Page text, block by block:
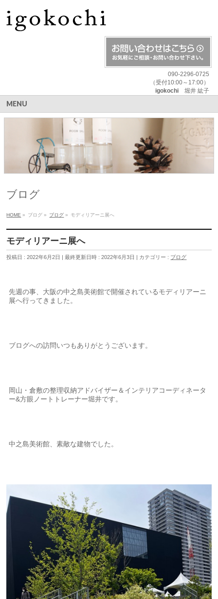
090-2296-0725
（受付10:00～17:00）
igokochi堀井 紘子
MENU
ブログ
HOME » ブログ » ブログ » モディリアーニ展へ
モディリアーニ展へ
投稿日 : 2022年6月2日 最終更新日時 : 2022年6月3日 カテゴリー : ブログ
先週の事、大阪の中之島美術館で開催されているモディリアーニ
展へ行ってきました。
ブログへの訪問いつもありがとうございます。
岡山・倉敷の整理収納アドバイザー＆インテリアコーディネータ
ー&方眼ノートトレーナー堀井です。
中之島美術館、素敵な建物でした。